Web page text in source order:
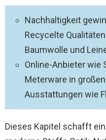
Nachhaltigkeit
Recycelte
Baumwolle und
Online-Anbieter wie
Meterware in
Ausstattungen wie
Dieses Kapitel schafft